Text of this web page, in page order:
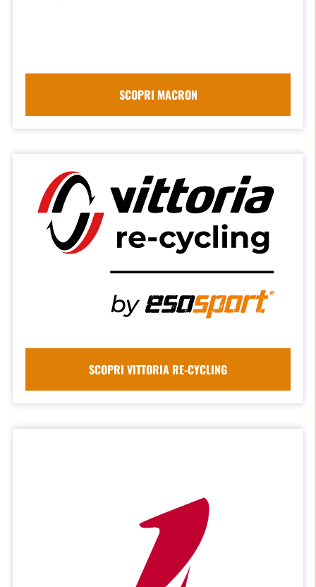
SCOPRI MACRON
SCOPRI VITTORIA RE-CYCLING